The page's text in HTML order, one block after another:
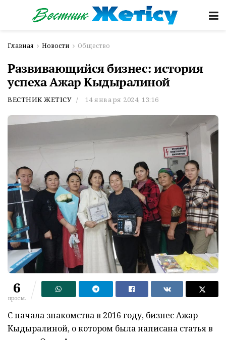
Главная Новости Общество
Развивающийся бизнес: история
успеха Ажар Кыдыралиной
ВЕСТНИК ЖЕТІСУ 14 января 2024, 13:16
6
просм.
С начала знакомства в 2016 году, бизнес Ажар
Кыдыралиной, о котором была написана статья в